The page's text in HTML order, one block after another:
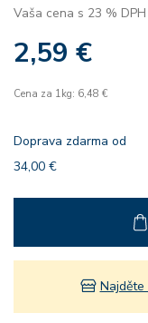
Vaša cena s 23 % DPH
2,59 €
Cena za 1kg: 6,48 €
Doprava zdarma od
34,00 €
Najděte